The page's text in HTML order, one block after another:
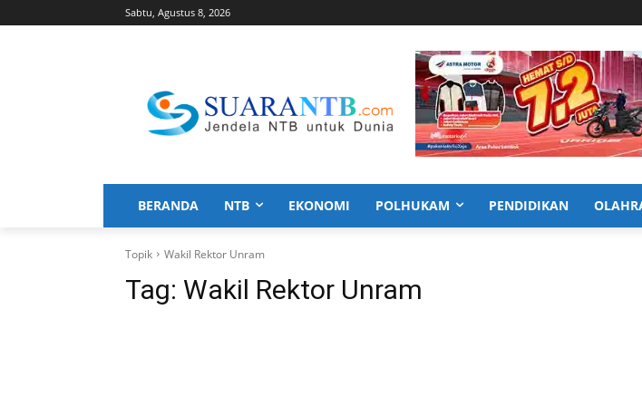
Sabtu, Agustus 8, 2026
BERANDA NTB EKONOMI POLHUKAM PENDIDIKAN
Topik Wakil Rektor Unram
Tag: Wakil Rektor Unram